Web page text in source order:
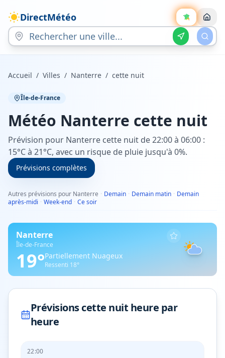
DirectMétéo
Accueil / Villes / Nanterre / cette nuit
Île-de-France
Météo Nanterre cette nuit
Prévision pour Nanterre cette nuit de 22:00 à 06:00 :
15°C à 21°C, avec un risque de pluie jusqu'à 0%.
Prévisions complètes
Autres prévisions pour Nanterre · Demain · Demain matin · Demain
après-midi · Week-end · Ce soir
Nanterre
Île-de-France
19°Partiellement Nuageux
Ressenti 18°
Prévisions cette nuit heure par
heure
22:00